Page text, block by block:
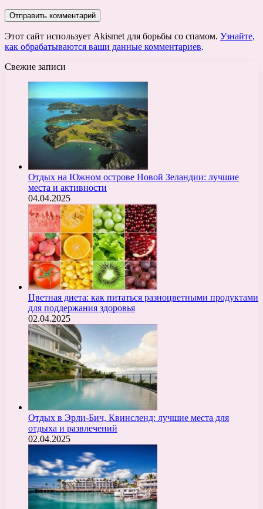
Этот сайт использует Akismet для борьбы со спамом. Узнайте,
как обрабатываются ваши данные комментариев.
Свежие записи
Отдых на Южном острове Новой Зеландии: лучшие
места и активности
04.04.2025
Цветная диета: как питаться разноцветными продуктами
для поддержания здоровья
02.04.2025
Отдых в Эрли-Бич, Квинсленд: лучшие места для
отдыха и развлечений
02.04.2025